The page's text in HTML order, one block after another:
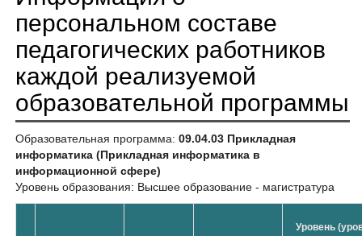
персональном составе
педагогических работников
каждой реализуемой
образовательной программы
Образовательная программа: 09.04.03 Прикладная
информатика (Прикладная информатика в
информационной сфере)
Уровень образования: Высшее образование - магистратура
Уровень